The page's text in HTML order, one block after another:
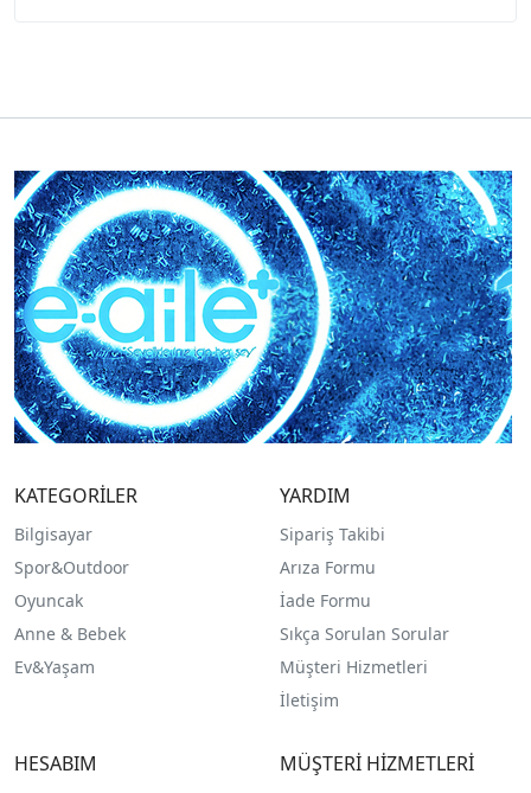
KATEGORİLER
Bilgisayar
Spor&Outdoor
Oyuncak
Anne & Bebek
Ev&Yaşam
YARDIM
Sipariş Takibi
Arıza Formu
İade Formu
Sıkça Sorulan Sorular
Müşteri Hizmetleri
İletişim
HESABIM MÜŞTERİ HİZMETLERİ